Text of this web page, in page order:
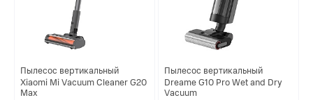
Пылесос вертикальный
Xiaomi Mi Vacuum Cleaner G20
Max
Пылесос вертикальный
Dreame G10 Pro Wet and Dry
Vacuum